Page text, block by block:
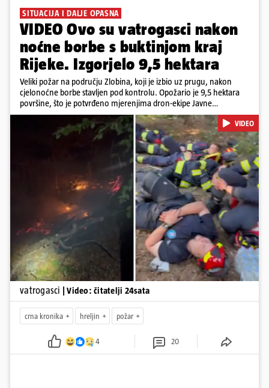
SITUACIJA I DALJE OPASNA
VIDEO Ovo su vatrogasci nakon
noćne borbe s buktinjom kraj
Rijeke. Izgorjelo 9,5 hektara
Veliki požar na području Zlobina, koji je izbio uz prugu, nakon
cjelonoćne borbe stavljen pod kontrolu. Opožario je 9,5 hektara
površine, što je potvrđeno mjerenjima dron-ekipe Javne
vatrogasne postrojbe grada Rijeke. Vatru je gasilo 55 ljudi sa 17
vozila te više DVD-ova i JVP Rijeka. Situacija je i dalje ozbiljna zbog
jakog vjetra koji povećava opasnost od razbuktavanja. Zato ostaju i
Pokretanje videa...
VIDEO
vatrogasci | Video: čitatelji 24sata
crna kronika hreljin požar
4 20